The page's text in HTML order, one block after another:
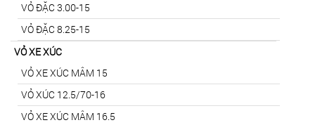
VỎ ĐẶC 3.00-15
VỎ ĐẶC 8.25-15
VỎ XE XÚC
VỎ XE XÚC MÂM 15
VỎ XÚC 12.5/70-16
VỎ XE XÚC MÂM 16.5